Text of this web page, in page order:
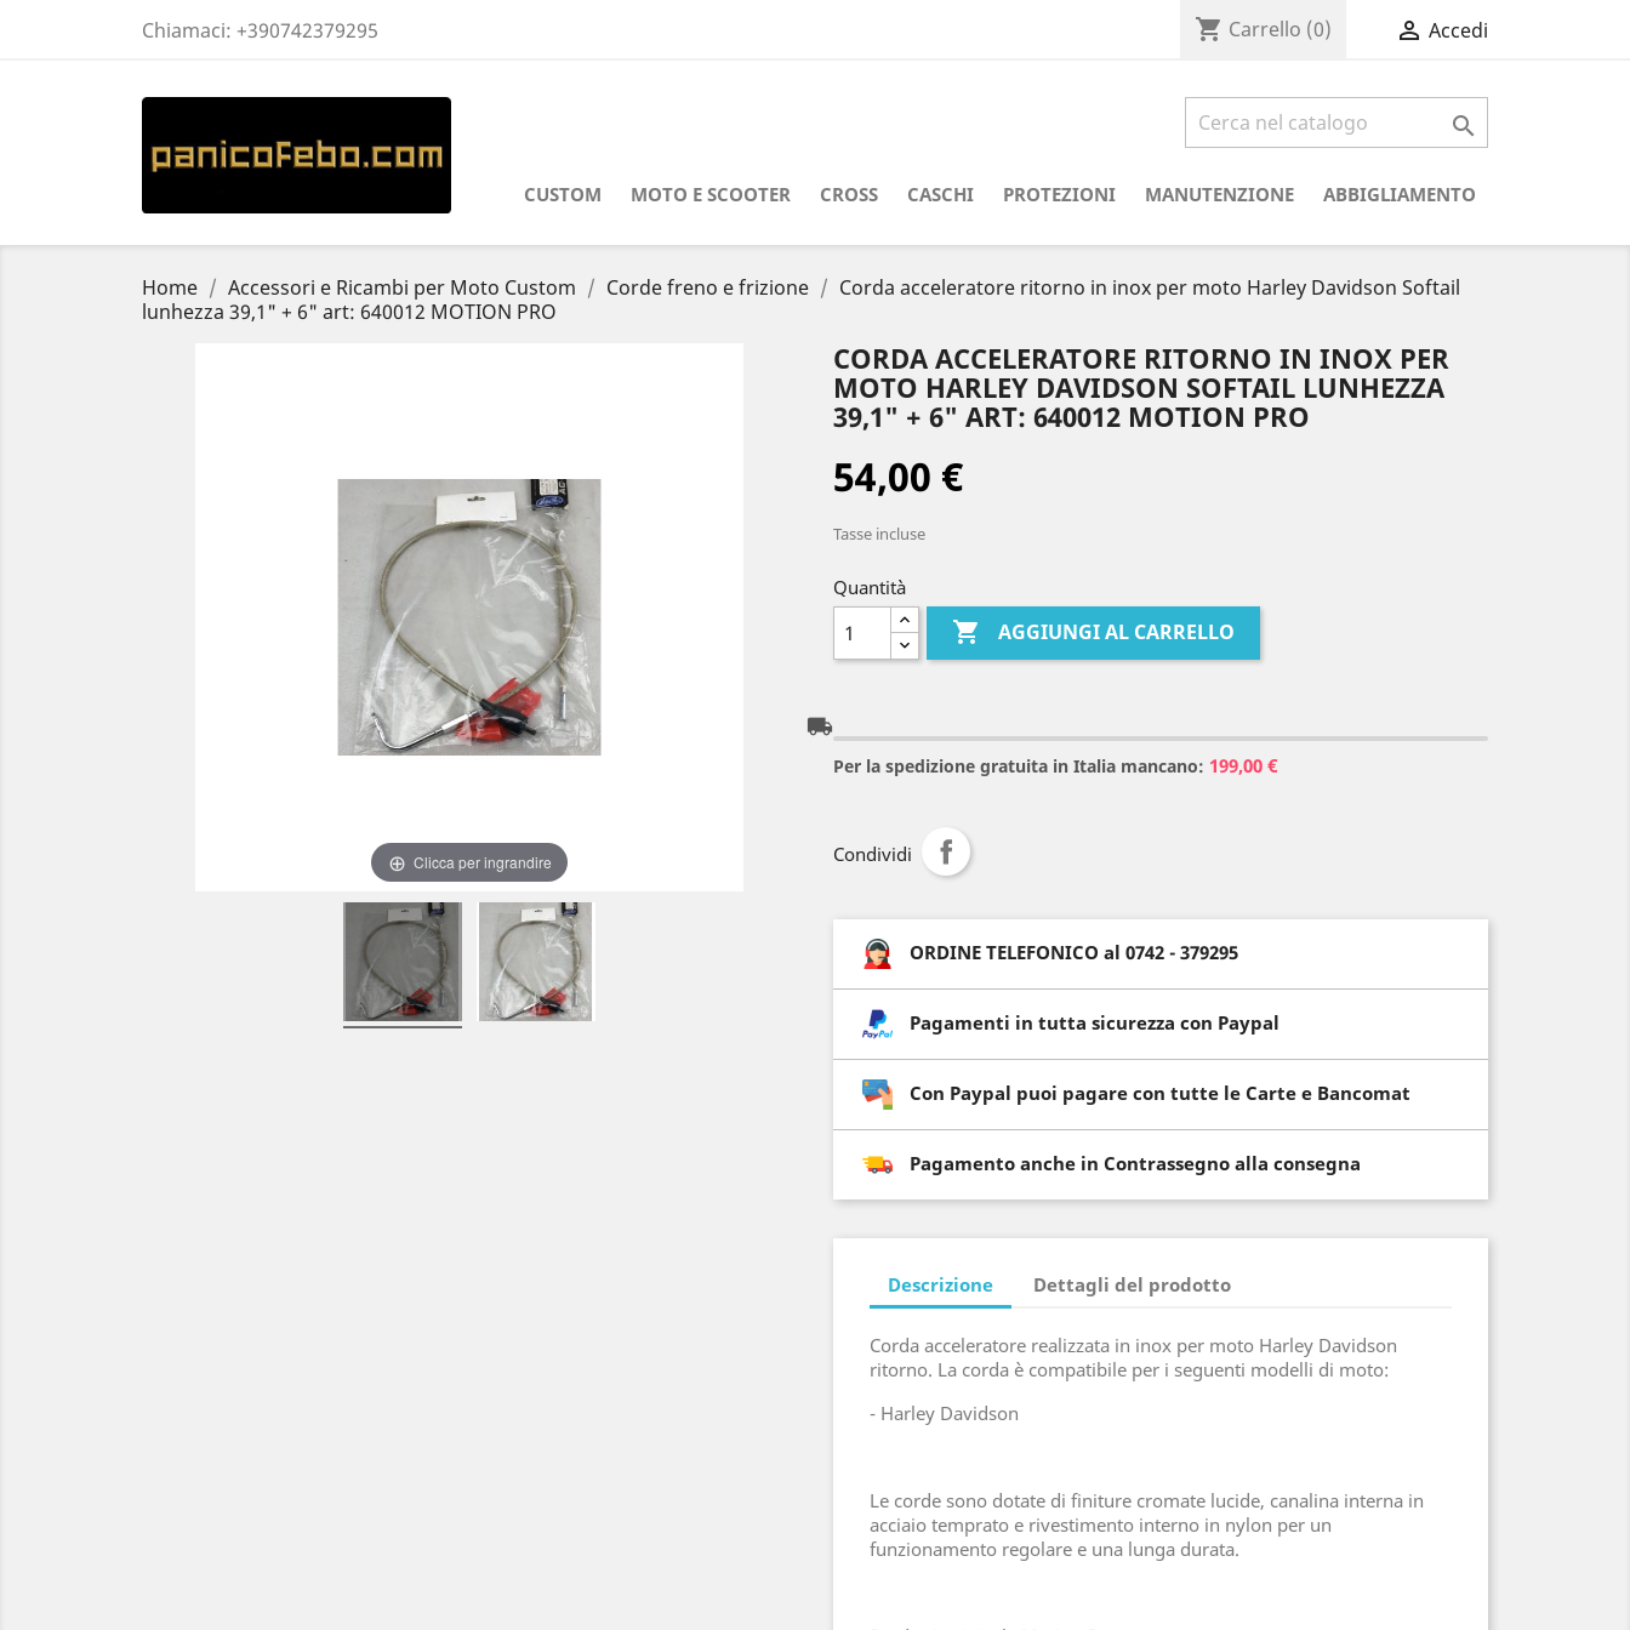
Chiamaci: +390742379295 shopping_cart Carrello (0)  Accedi

CUSTOM MOTO E SCOOTER CROSS CASCHI PROTEZIONI MANUTENZIONE ABBIGLIAMENTO
Home Accessori e Ricambi per Moto Custom Corde freno e frizione
Corda acceleratore ritorno in inox per moto Harley Davidson Softail
lunhezza 39,1" + 6" art: 640012 MOTION PRO
Clicca per ingrandire
CORDA ACCELERATORE RITORNO IN INOX PER
MOTO HARLEY DAVIDSON SOFTAIL LUNHEZZA
39,1" + 6" ART: 640012 MOTION PRO
54,00 €
Tasse incluse
Quantità
 AGGIUNGI AL CARRELLO
local_shipping
Per la spedizione gratuita in Italia mancano: 199,00 €
Condividi
ORDINE TELEFONICO al 0742 - 379295
Pagamenti in tutta sicurezza con Paypal
Con Paypal puoi pagare con tutte le Carte e Bancomat
Pagamento anche in Contrassegno alla consegna
Descrizione Dettagli del prodotto
Corda acceleratore realizzata in inox per moto Harley Davidson
ritorno. La corda è compatibile per i seguenti modelli di moto:
- Harley Davidson
Le corde sono dotate di finiture cromate lucide, canalina interna in
acciaio temprato e rivestimento interno in nylon per un
funzionamento regolare e una lunga durata.